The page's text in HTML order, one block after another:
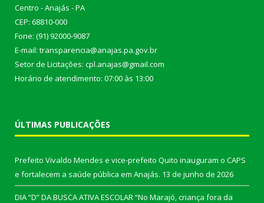
Centro - Anajás - PA
CEP: 68810-000
Fone: (91) 92000-9087
E-mail: transparencia@anajas.pa.gov.br
Setor de Licitações: cpl.anajas@gmail.com
Horário de atendimento: 07:00 às 13:00
ÚLTIMAS PUBLICAÇÕES
Prefeito Vivaldo Mendes e vice-prefeito Quito inauguram o CAPS
e fortalecem a saúde pública em Anajás. 13 de junho de 2026
DIA “D” DA BUSCA ATIVA ESCOLAR “No Marajó, criança fora da